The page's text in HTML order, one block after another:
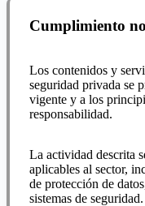
Cumplimiento
Los contenidos y
seguridad privada se
vigente y a los
responsabilidad.
La actividad descrita
aplicables al sector,
de protección de
sistemas de seguridad.